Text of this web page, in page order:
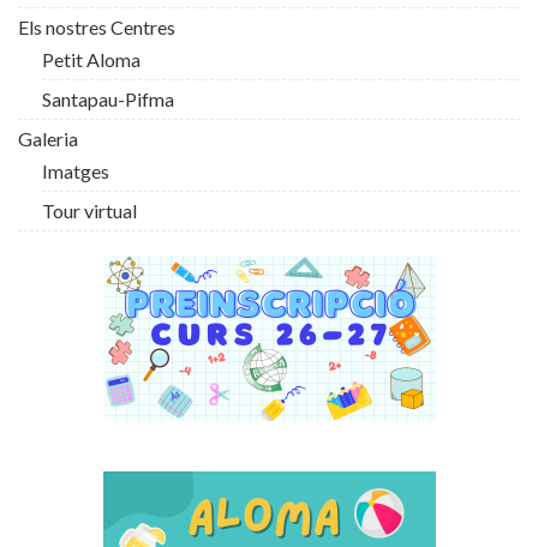
Els nostres Centres
Petit Aloma
Santapau-Pifma
Galeria
Imatges
Tour virtual